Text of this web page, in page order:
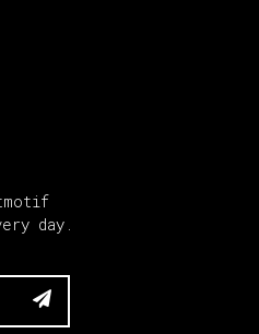
day.
